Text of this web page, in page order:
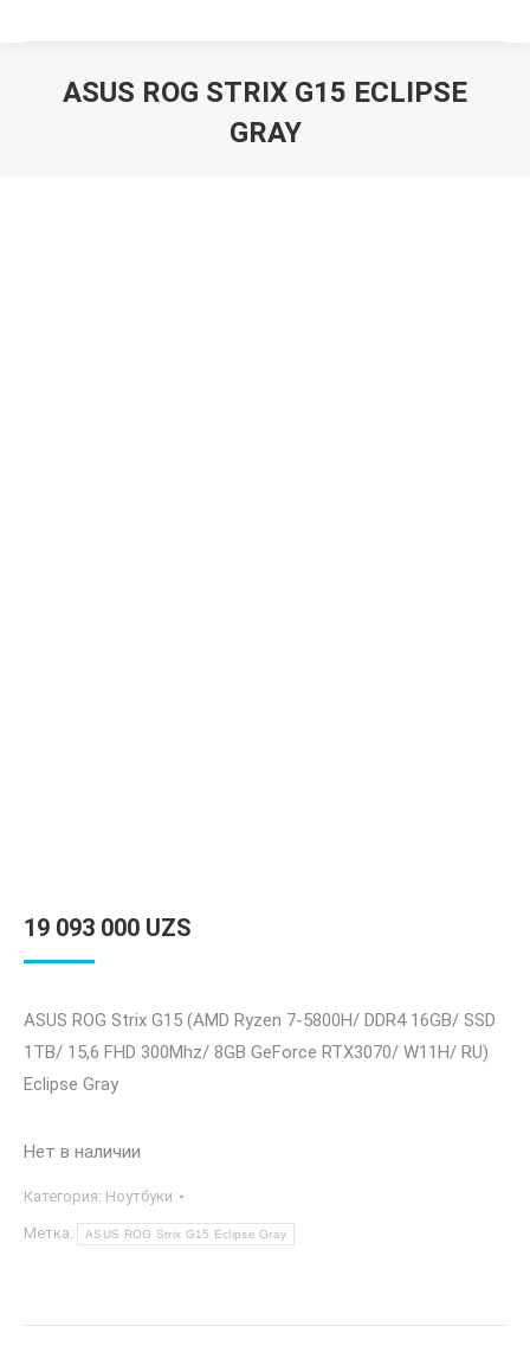
ASUS ROG STRIX G15 ECLIPSE
GRAY
19 093 000 UZS
ASUS ROG Strix G15 (AMD Ryzen 7-5800H/ DDR4 16GB/ SSD
1TB/ 15,6 FHD 300Mhz/ 8GB GeForce RTX3070/ W11H/ RU)
Eclipse Gray
Нет в наличии
Категория: Ноутбуки
Метка: ASUS ROG Strix G15 Eclipse Gray